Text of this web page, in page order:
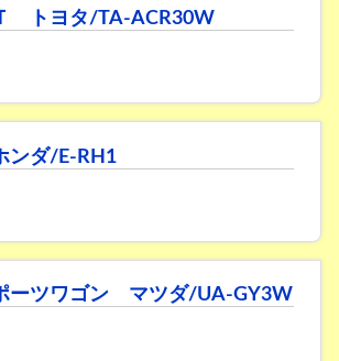
トヨタ/TA-ACR30W
ンダ/E-RH1
ーツワゴン マツダ/UA-GY3W